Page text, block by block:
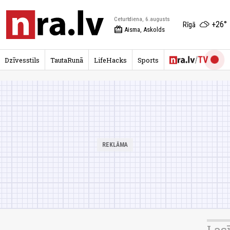
Ceturtdiena, 6.augusts
redeem Aisma, Askolds
Rīgā +26°
Dzīvesstils TautaRunā LifeHacks Sports